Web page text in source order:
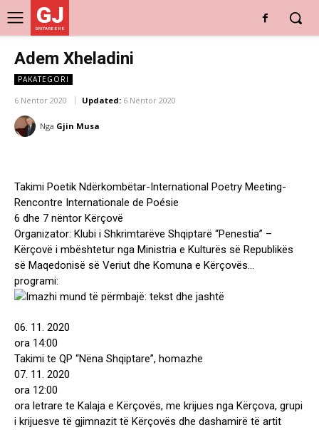
GJ
DRITARE E RE
Adem Xheladini
PAKATEGORI
6 Nëntor 2020 Updated: 6 Nëntor 2020
Nga Gjin Musa
Takimi Poetik Ndërkombëtar-International Poetry Meeting-
Rencontre Internationale de Poésie
6 dhe 7 nëntor Kërçovë
Organizator: Klubi i Shkrimtarëve Shqiptarë “Penestia” –
Kërçovë i mbështetur nga Ministria e Kulturës së Republikës
së Maqedonisë së Veriut dhe Komuna e Kërçovës…
programi:
06. 11. 2020
ora 14:00
Takimi te QP “Nëna Shqiptare”, homazhe
07. 11. 2020
ora 12:00
ora letrare te Kalaja e Kërçovës, me krijues nga Kërçova, grupi
i krijuesve të gjimnazit të Kërçovës dhe dashamirë të artit